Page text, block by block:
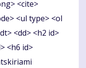
<cite>
<ul type> <ol
<dd> <h2 id>
<h6 id>